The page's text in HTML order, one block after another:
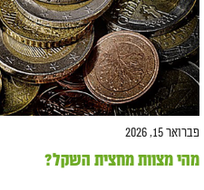
פברואר 15, 2026
מהי מצוות מחצית השקל?